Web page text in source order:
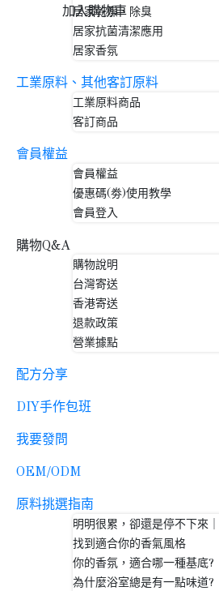
居家乾燥、除臭
居家抗菌清潔應用
居家香氛
工業原料、其他客訂原料
工業原料商品
客訂商品
會員權益
會員權益
優惠碼(劵)使用教學
會員登入
購物Q&A
購物說明
台灣寄送
香港寄送
退款政策
營業據點
配方分享
DIY手作包班
我要發問
OEM/ODM
原料挑選指南
明明很累，卻還是停不下來
找到適合你的香氣風格
你的香氛，適合哪一種基底?
為什麼浴室總是有一點味道?
加入購物車